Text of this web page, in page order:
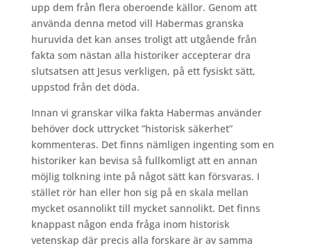
upp dem från flera oberoende källor. Genom att
använda denna metod vill Habermas granska
huruvida det kan anses troligt att utgående från
fakta som nästan alla historiker accepterar dra
slutsatsen att Jesus verkligen, på ett fysiskt sätt,
uppstod från det döda.
Innan vi granskar vilka fakta Habermas använder
behöver dock uttrycket ”historisk säkerhet”
kommenteras. Det finns nämligen ingenting som en
historiker kan bevisa så fullkomligt att en annan
möjlig tolkning inte på något sätt kan försvaras. I
stället rör han eller hon sig på en skala mellan
mycket osannolikt till mycket sannolikt. Det finns
knappast någon enda fråga inom historisk
vetenskap där precis alla forskare är av samma